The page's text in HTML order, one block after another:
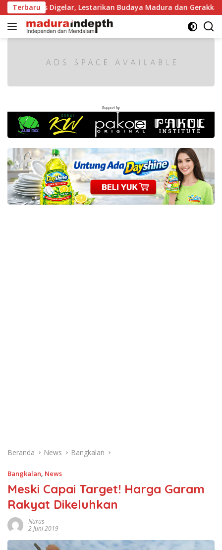
Langsung
ke
konten
TerbaruLestarikan Budaya Madura dan Gerakkan Ekonomi
Beranda News Bangkalan
Bangkalan, News
Meski Capai Target! Harga Garam
Rakyat Dikeluhkan
Nurus
2 Juni 2019